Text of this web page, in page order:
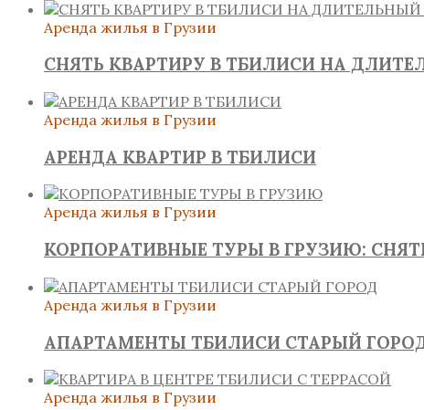
Аренда жилья в Грузии
СНЯТЬ КВАРТИРУ В ТБИЛИСИ НА
Аренда жилья в Грузии
АРЕНДА КВАРТИР В ТБИЛИСИ
Аренда жилья в Грузии
КОРПОРАТИВНЫЕ ТУРЫ В ГРУЗИЮ:
Аренда жилья в Грузии
АПАРТАМЕНТЫ ТБИЛИСИ СТАРЫЙ
Аренда жилья в Грузии